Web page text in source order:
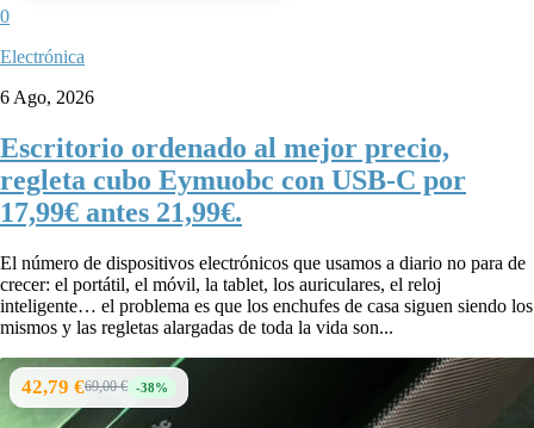
0
Electrónica
6 Ago, 2026
Escritorio ordenado al mejor precio,
regleta cubo Eymuobc con USB-C por
17,99€ antes 21,99€.
El número de dispositivos electrónicos que usamos a diario no para de
crecer: el portátil, el móvil, la tablet, los auriculares, el reloj
inteligente… el problema es que los enchufes de casa siguen siendo los
mismos y las regletas alargadas de toda la vida son...
42,79 €69,00 € -38%